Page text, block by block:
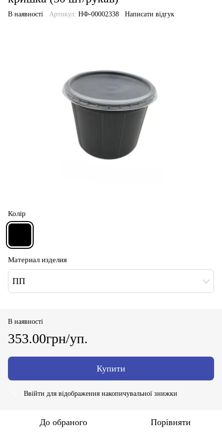
В наявності Артикул: НФ-00002338 Написати відгук
Колір
Материал изделия
ПП
В наявності
353.00грн/уп.
Купити
Ввійти для відображення накопичувальної знижки
До обраного Порівняти